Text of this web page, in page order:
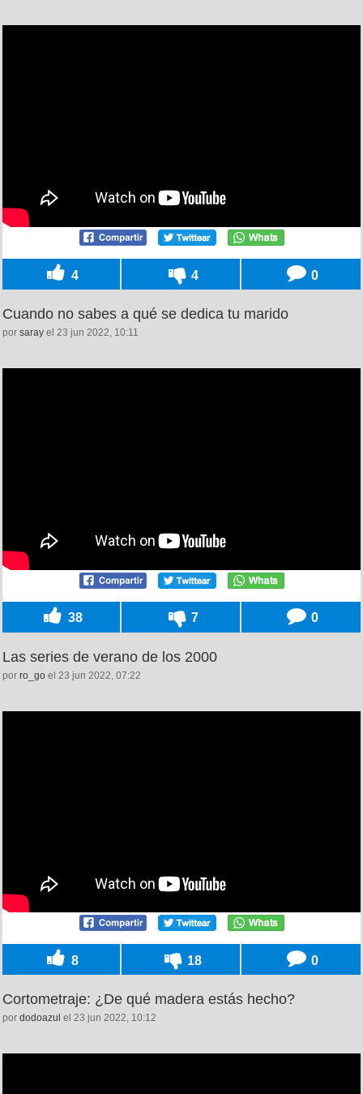
4 4 0
Cuando no sabes a qué se dedica tu marido
por saray el 23 jun 2022, 10:11
38 7 0
Las series de verano de los 2000
por ro_go el 23 jun 2022, 07:22
8 18 0
Cortometraje: ¿De qué madera estás hecho?
por dodoazul el 23 jun 2022, 10:12